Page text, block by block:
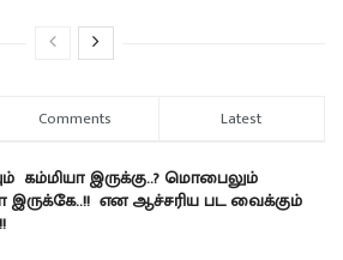
Comments Latest
கம்மியா இருக்கு..? மொபைலும்
இருக்கே..!! என ஆச்சரிய பட வைக்கும்